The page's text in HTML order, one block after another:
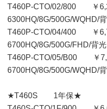
T460P-CTO/02/800
6300HQ/8G/500G/
T460P-CTO/04/400
6700HQ/8G/500G/FHD/
T460P-CTO/05/B00
6700HQ/8G/500G/
★T460S 1年